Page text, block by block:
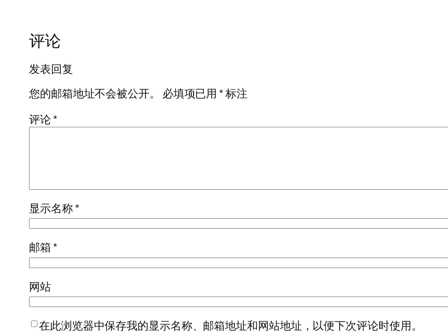
评论
发表回复
您的邮箱地址不会被公开。
必填项已用*标注
评论*
显示名称*
邮箱*
网站
在此浏览器中保存我的显示名称、邮箱地址和网站地址，以便下次评论时使用。